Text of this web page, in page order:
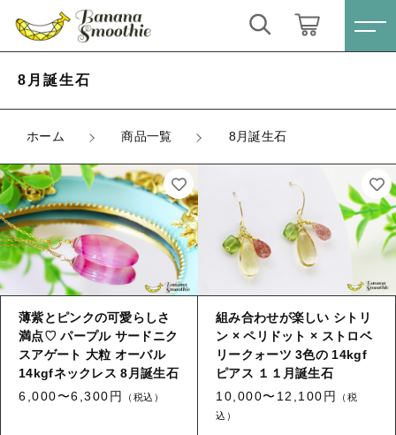
8月誕生石
ホーム 商品一覧 8月誕生石
薄紫とピンクの可愛らしさ
満点♡ パープル サードニク
スアゲート 大粒 オーバル
14kgfネックレス 8月誕生石
6,000〜6,300円
（税込）
組み合わせが楽しい シトリ
ン × ペリドット × ストロベ
リークォーツ 3色の 14kgf
ピアス １１月誕生石
10,000〜12,100円
（税
込）
ログイン / 会員登録
お気に入り
すべての商品
ピアス
イヤリング
ブレスレット
ピアス
ネックレス
イヤリング
ブレスレット
リング
HAPPY BAG
キーワード検索
こだわり検索
親カテゴリ
子カテゴリ
価格帯